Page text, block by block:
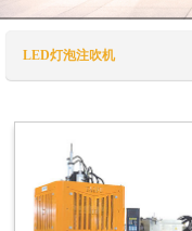
LED灯泡注吹机